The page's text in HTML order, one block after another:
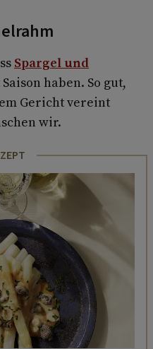
Spargel und
haben. So gut,
Gericht vereint
wir.